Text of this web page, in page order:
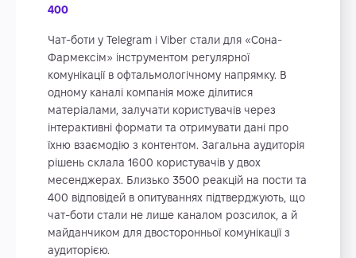
400
Чат-боти у Telegram і Viber стали для «Сона-
Фармексім» інструментом регулярної
комунікації в офтальмологічному напрямку. В
одному каналі компанія може ділитися
матеріалами, залучати користувачів через
інтерактивні формати та отримувати дані про
їхню взаємодію з контентом. Загальна аудиторія
рішень склала 1600 користувачів у двох
месенджерах. Близько 3500 реакцій на пости та
400 відповідей в опитуваннях підтверджують, що
чат-боти стали не лише каналом розсилок, а й
майданчиком для двосторонньої комунікації з
аудиторією.